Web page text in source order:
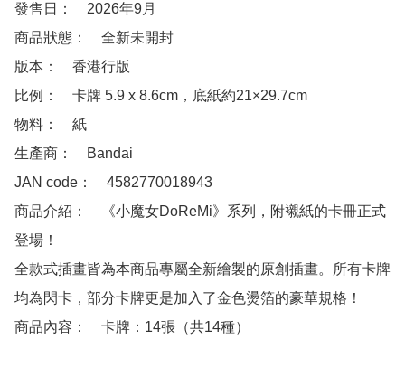
發售日：　2026年9月
商品狀態：　全新未開封
版本：　香港行版
比例：　卡牌 5.9 x 8.6cm，底紙約21×29.7cm
物料：　紙
生產商：　Bandai
JAN code：　4582770018943
商品介紹：　《小魔女DoReMi》系列，附襯紙的卡冊正式
登場！
全款式插畫皆為本商品專屬全新繪製的原創插畫。所有卡牌
均為閃卡，部分卡牌更是加入了金色燙箔的豪華規格！
商品內容：　卡牌：14張（共14種）